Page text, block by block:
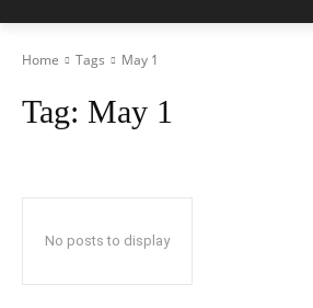
Home Tags May 1
Tag: May 1
No posts to display